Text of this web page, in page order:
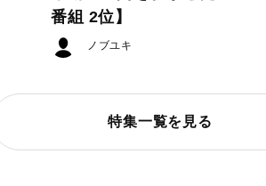
番組 2位】
ノブユキ
特集一覧を見る